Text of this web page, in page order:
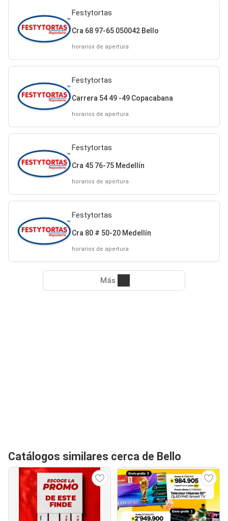
Festytortas
Cra 68 97-65 050042 Bello
horarios de apertura
Festytortas
Carrera 54 49 -49 Copacabana
horarios de apertura
Festytortas
Cra 45 76-75 Medellín
horarios de apertura
Festytortas
Cra 80 # 50-20 Medellín
horarios de apertura
Más
Catálogos similares cerca de Bello